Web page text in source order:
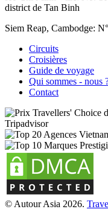
district de Tan Binh
Siem Reap, Cambodge:
Circuits
Croisières
Guide de voyage
Qui sommes - nous
Contact
Tripadvisor
© Autour Asia 2026.